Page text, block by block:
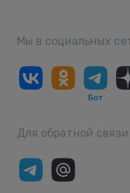
Мы в социальных
Для обратной связи